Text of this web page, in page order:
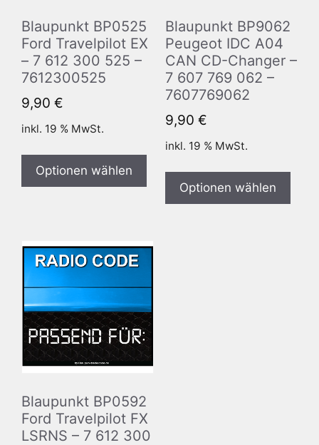
Blaupunkt BP0525
Ford Travelpilot EX
– 7 612 300 525 –
7612300525
9,90 €
inkl. 19 % MwSt.
Optionen wählen
Blaupunkt BP9062
Peugeot IDC A04
CAN CD-Changer –
7 607 769 062 –
7607769062
9,90 €
inkl. 19 % MwSt.
Optionen wählen
Blaupunkt BP0592
Ford Travelpilot FX
LSRNS – 7 612 300